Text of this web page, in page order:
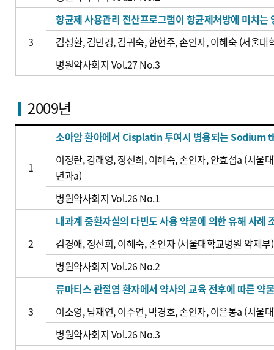
3
항균제 사용관리 전산프로그램이 항균제처방에 미치는
김성환, 김민경, 김귀숙, 한현주, 손인자, 이혜숙 (서울대
병원약사회지 Vol.27 No.3
2009년
1
소아암 환아에서 Cisplatin 투여시 병용되는
이정란, 강래영, 정선희, 이혜숙, 손인자, 안효섭a (서울
년과a)
병원약사회지 Vol.26 No.1
2
내과계 중환자실의 다빈도 사용 약물에 의한 유해 사례
김경애, 정선회, 이혜숙, 손인자 (서울대학교병원 약제부)
병원약사회지 Vol.26 No.2
3
류마티스 관절염 환자에서 약사의 교육 전후에 따른 약
이소영, 남재연, 이주연, 박경호, 손인자, 이은봉a (서울
병원약사회지 Vol.26 No.3